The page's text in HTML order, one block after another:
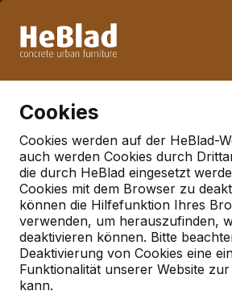
Woche 33 nicht. Bitte
Cookies
Cookies werden auf der HeBlad-
auch werden Cookies durch
die durch HeBlad eingesetzt
Cookies mit dem Browser zu
können die Hilfefunktion Ihres
verwenden, um herauszufinden,
deaktivieren können. Bitte
Deaktivierung von Cookies eine
Funktionalität unserer Website
kann.
Multi‑Spieltisch DeLuxe